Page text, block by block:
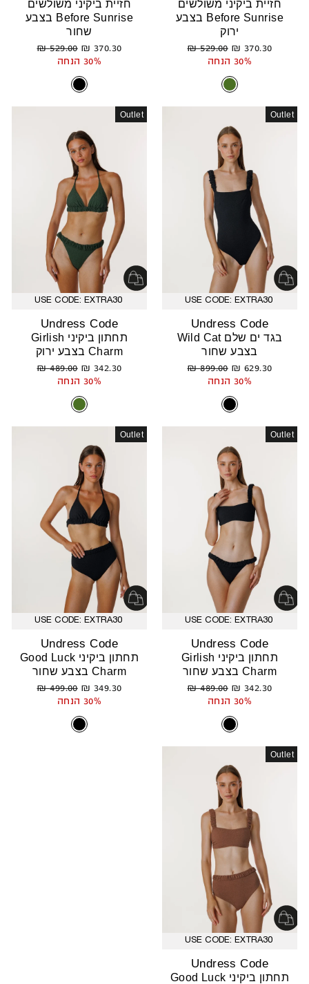
חזיית ביקיני משולשים
Before Sunrise בצבע
ירוק
370.30 ₪
מחיר
רגיל
529.00 ₪
מחיר
30% הנחה
חזיית ביקיני משולשים
Before Sunrise בצבע
שחור
370.30 ₪
מחיר
רגיל
529.00 ₪
מחיר
30% הנחה
Outlet
USE CODE: EXTRA30
Undress Code
בגד ים שלם Wild Cat
בצבע שחור
629.30 ₪
מחיר
רגיל
899.00 ₪
מחיר
30% הנחה
Outlet
USE CODE: EXTRA30
Undress Code
תחתון ביקיני Girlish
Charm בצבע ירוק
342.30 ₪
מחיר
רגיל
489.00 ₪
מחיר
30% הנחה
Outlet
USE CODE: EXTRA30
Undress Code
תחתון ביקיני Girlish
Charm בצבע שחור
342.30 ₪
מחיר
רגיל
489.00 ₪
מחיר
30% הנחה
Outlet
USE CODE: EXTRA30
Undress Code
תחתון ביקיני Good Luck
Charm בצבע שחור
349.30 ₪
מחיר
רגיל
499.00 ₪
מחיר
30% הנחה
Outlet
USE CODE: EXTRA30
Undress Code
תחתון ביקיני Good Luck